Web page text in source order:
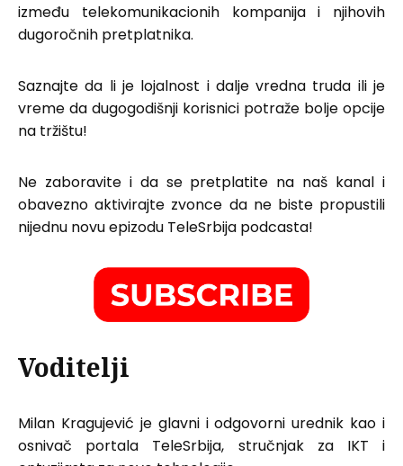
između telekomunikacionih kompanija i njihovih
dugoročnih pretplatnika.
Saznajte da li je lojalnost i dalje vredna truda ili je
vreme da dugogodišnji korisnici potraže bolje opcije
na tržištu!
Ne zaboravite i da se pretplatite na naš kanal i
obavezno aktivirajte zvonce da ne biste propustili
nijednu novu epizodu TeleSrbija podcasta!
Voditelji
Milan Kragujević je glavni i odgovorni urednik kao i
osnivač portala TeleSrbija, stručnjak za IKT i